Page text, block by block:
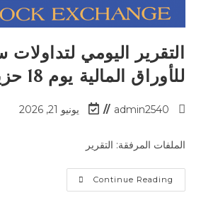
التقرير اليومي
للأوراق المالية يوم 18 حزيران 2026
admin2540 يونيو 21, 2026
الملفات المرفقة: التقرير
Continue Reading